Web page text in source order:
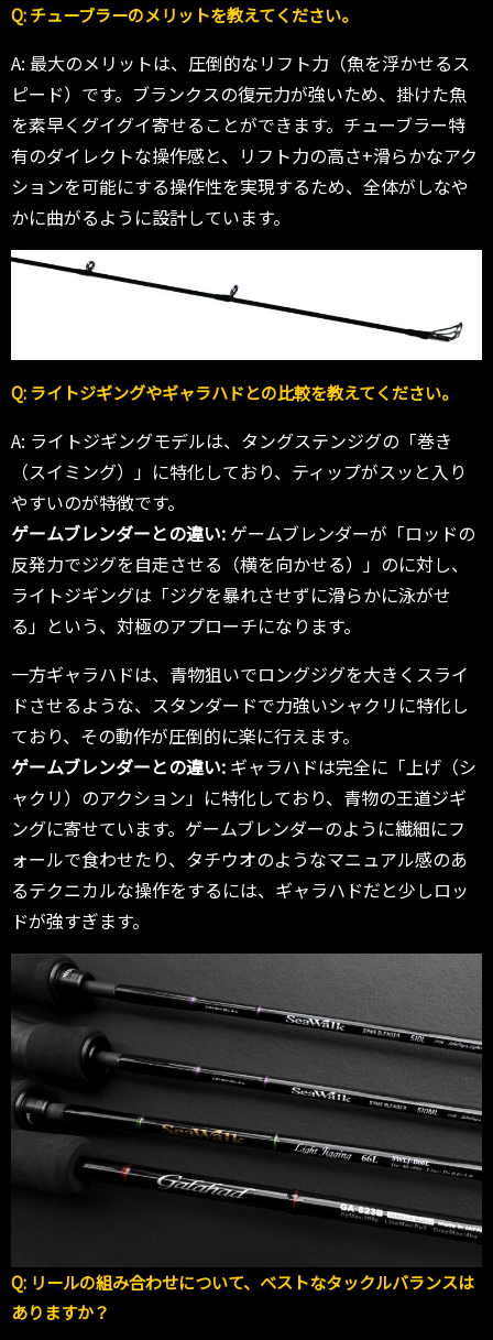
Q: チューブラーのメリットを教えてください。
A: 最大のメリットは、圧倒的なリフト力（魚を浮かせるス
ピード）です。ブランクスの復元力が強いため、掛けた魚
を素早くグイグイ寄せることができます。チューブラー特
有のダイレクトな操作感と、リフト力の高さ+滑らかなアク
ションを可能にする操作性を実現するため、全体がしなや
かに曲がるように設計しています。
Q: ライトジギングやギャラハドとの比較を教えてください。
A: ライトジギングモデルは、タングステンジグの「巻き
（スイミング）」に特化しており、ティップがスッと入り
やすいのが特徴です。
ゲームブレンダーとの違い: ゲームブレンダーが「ロッドの
反発力でジグを自走させる（横を向かせる）」のに対し、
ライトジギングは「ジグを暴れさせずに滑らかに泳がせ
る」という、対極のアプローチになります。
一方ギャラハドは、青物狙いでロングジグを大きくスライ
ドさせるような、スタンダードで力強いシャクリに特化し
ており、その動作が圧倒的に楽に行えます。
ゲームブレンダーとの違い: ギャラハドは完全に「上げ（シ
ャクリ）のアクション」に特化しており、青物の王道ジギ
ングに寄せています。ゲームブレンダーのように繊細にフ
ォールで食わせたり、タチウオのようなマニュアル感のあ
るテクニカルな操作をするには、ギャラハドだと少しロッ
ドが強すぎます。
Q: リールの組み合わせについて、ベストなタックルバランスは
ありますか？